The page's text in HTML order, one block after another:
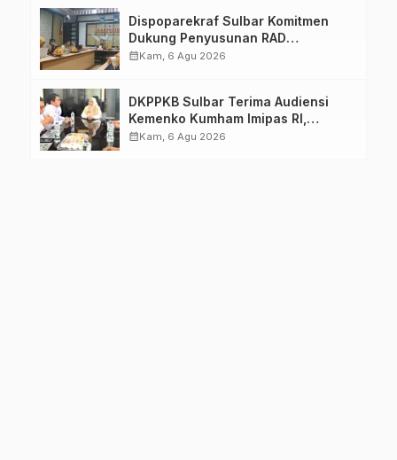
Dispoparekraf Sulbar Komitmen
Dukung Penyusunan RAD
TPB/SDGs Sulawesi Barat
calendar_monthKam, 6 Agu 2026
DKPPKB Sulbar Terima Audiensi
Kemenko Kumham Imipas RI,
Perkuat Pelayanan Kesehatan bagi
calendar_monthKam, 6 Agu 2026